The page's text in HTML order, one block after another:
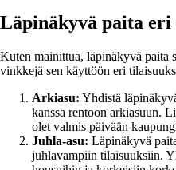
Läpinäkyvä paita eri
Kuten mainittua, läpinäkyvä paita
vinkkejä sen käyttöön eri
Arkiasu: Yhdistä
kanssa rentoon arkiasuun.
olet valmis päivään
Juhla-asu: Läpinäkyvä
juhlavampiin tilaisuuksiin.